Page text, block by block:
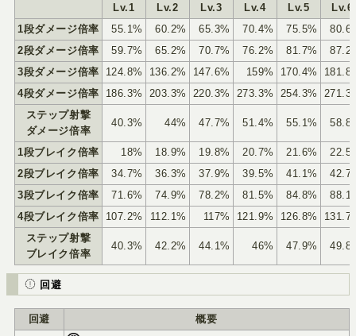
Lv.1
Lv.2 Lv.3 Lv.4 Lv.5
Lv.6
1段ダメージ倍率
55.1% 60.2% 65.3% 70.4% 75.5%
2段ダメージ倍率
59.7% 65.2% 70.7% 76.2% 81.7%
3段ダメージ倍率
124.8% 136.2% 147.6% 159% 170.4%
4段ダメージ倍率
186.3% 203.3% 220.3% 273.3% 254.3%
ステップ射撃
ダメージ倍率
40.3% 44% 47.7% 51.4% 55.1%
1段ブレイク倍率 18% 18.9% 19.8% 20.7% 21.6%
2段ブレイク倍率
34.7% 36.3% 37.9% 39.5% 41.1%
3段ブレイク倍率
71.6% 74.9% 78.2% 81.5% 84.8%
4段ブレイク倍率
107.2% 112.1% 117% 121.9% 126.8%
ステップ射撃
ブレイク倍率
40.3% 42.2% 44.1% 46% 47.9%
回避
回避 概要